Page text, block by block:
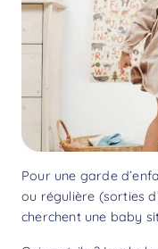
Pour une garde
ou régulière (sorties
cherchent une baby